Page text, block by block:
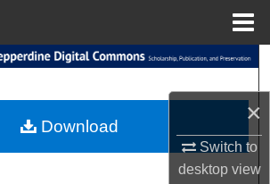
×
Switch to
desktopview
Search
My Account
Download